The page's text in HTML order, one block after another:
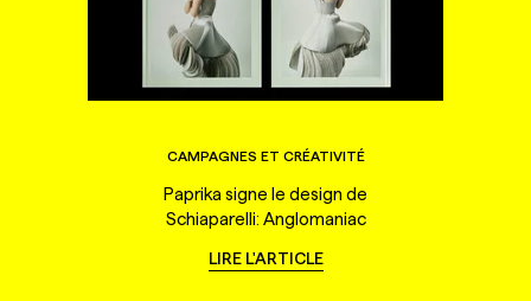
CAMPAGNES ET CRÉATIVITÉ
Paprika signe le design de
Schiaparelli: Anglomaniac
LIRE L'ARTICLE